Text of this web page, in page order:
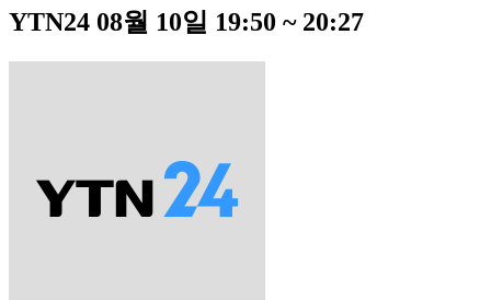
YTN24 08월 10일 19:50 ~ 20:27